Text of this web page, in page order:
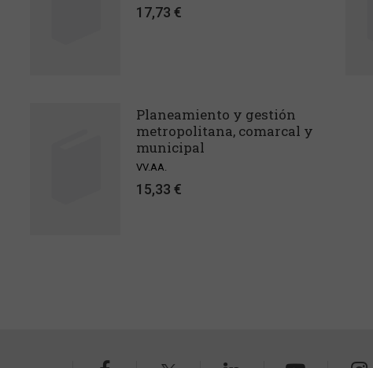
17,73 €
Planeamiento y gestión
metropolitana, comarcal y
municipal
VV.AA.
15,33 €